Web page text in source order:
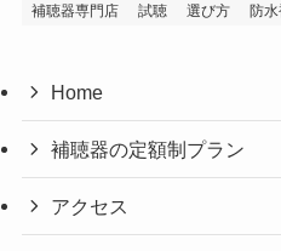
補聴器専門店
試聴 選び方 防
Home
補聴器の定額制プラン
アクセス